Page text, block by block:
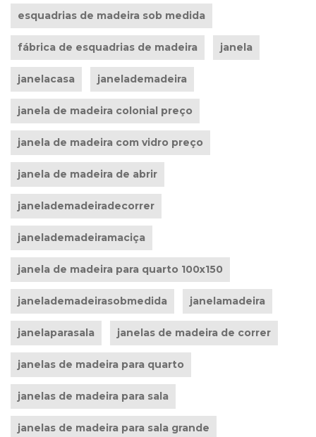
esquadrias de madeira sob medida
fábrica de esquadrias de madeira janela
janelacasa janelademadeira
janela de madeira colonial preço
janela de madeira com vidro preço
janela de madeira de abrir
janelademadeiradecorrer
janelademadeiramaciça
janela de madeira para quarto 100x150
janelademadeirasobmedida janelamadeira
janelaparasala janelas de madeira de correr
janelas de madeira para quarto
janelas de madeira para sala
janelas de madeira para sala grande